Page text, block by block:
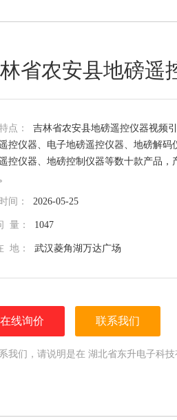
省农安县地磅遥
点： 吉林省农安县地磅遥控仪器视频
控仪器、电子地磅遥控仪器、地磅解码
控仪器、地磅控制仪器等数十款产品
间： 2026-05-25
量： 1047
地： 武汉菱角湖万达广场
在线询价 联系我们
系我们，请说明是在 湖北省东升电子科